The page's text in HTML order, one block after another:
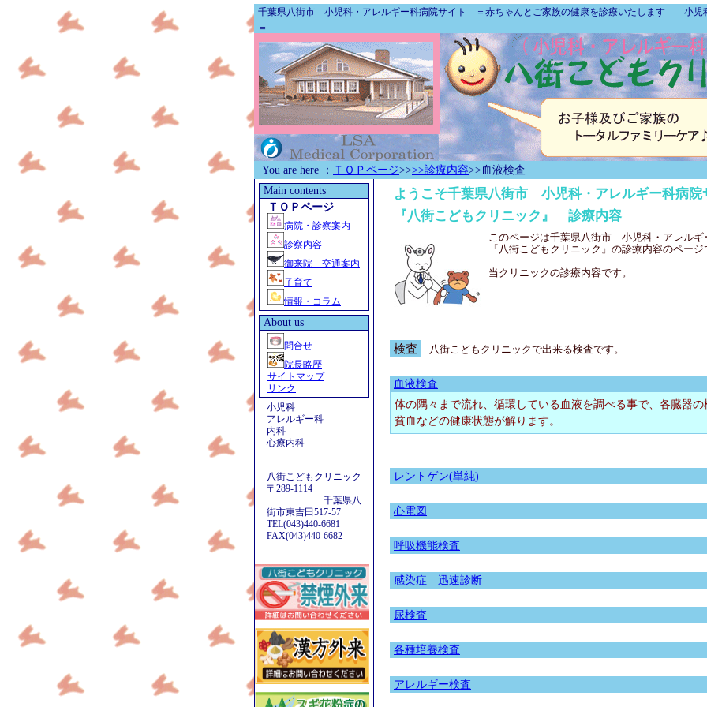
千葉県八街市 小児科・アレルギー科病院サイト ＝赤ちゃんとご家族の健康を診療いたします 小児
＝
You are here ： ＴＯＰページ>>>>診療内容>>血液検査
Main contents
ＴＯＰページ
病院・診察案内
診察内容
御来院 交通案内
子育て
情報・コラム
About us
問合せ
院長略歴
サイトマップ
リンク
小児科
アレルギー科
内科
心療内科
八街こどもクリニック
〒289-1114
千葉県八
街市東吉田517-57
TEL(043)440-6681
FAX(043)440-6682
ようこそ千葉県八街市 小児科・アレルギー科病院
『八街こどもクリニック』 診療内容
このページは千葉県八街市 小児科・アレルギ
『八街こどもクリニック』の診療内容のページ
当クリニックの診療内容です。
検査 八街こどもクリニックで出来る検査です。
血液検査
体の隅々まで流れ、循環している血液を調べる事で、各臓器の
貧血などの健康状態が解ります。
レントゲン(単純)
心電図
呼吸機能検査
感染症 迅速診断
尿検査
各種培養検査
アレルギー検査